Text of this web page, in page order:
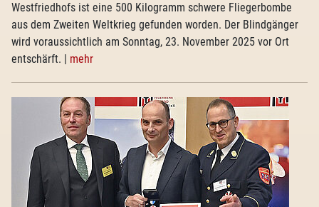
Westfriedhofs ist eine 500 Kilogramm schwere Fliegerbombe
aus dem Zweiten Weltkrieg gefunden worden. Der Blindgänger
wird voraussichtlich am Sonntag, 23. November 2025 vor Ort
entschärft. | mehr